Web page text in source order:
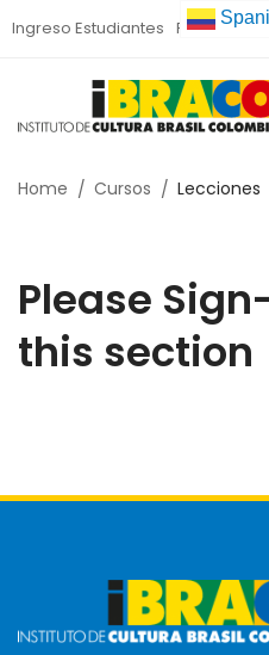
Ingreso Estudiantes
Home Cursos Lecciones
Please
this section